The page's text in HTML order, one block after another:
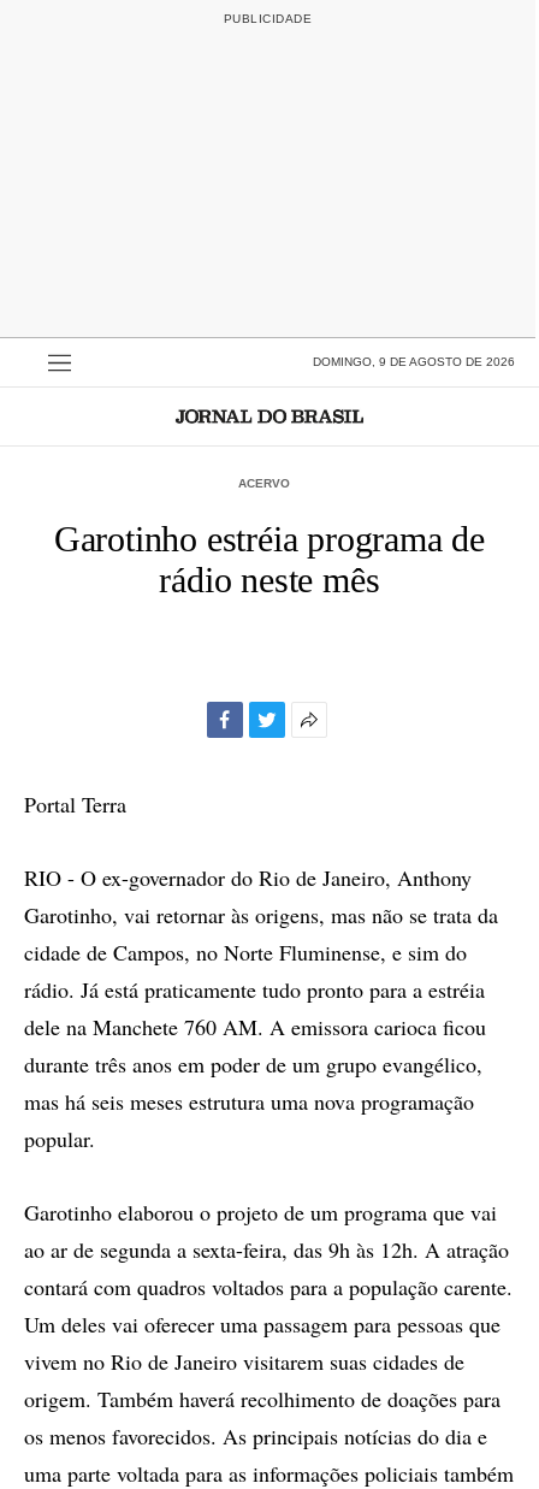
DOMINGO, 9 DE AGOSTO DE 2026
ACERVO
Garotinho estréia programa de
rádio neste mês
Portal Terra
RIO - O ex-governador do Rio de Janeiro, Anthony
Garotinho, vai retornar às origens, mas não se trata da
cidade de Campos, no Norte Fluminense, e sim do
rádio. Já está praticamente tudo pronto para a estréia
dele na Manchete 760 AM. A emissora carioca ficou
durante três anos em poder de um grupo evangélico,
mas há seis meses estrutura uma nova programação
popular.
Garotinho elaborou o projeto de um programa que vai
ao ar de segunda a sexta-feira, das 9h às 12h. A atração
contará com quadros voltados para a população carente.
Um deles vai oferecer uma passagem para pessoas que
vivem no Rio de Janeiro visitarem suas cidades de
origem. Também haverá recolhimento de doações para
os menos favorecidos. As principais notícias do dia e
uma parte voltada para as informações policiais também